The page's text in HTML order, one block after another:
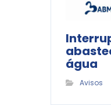
água
Avisos